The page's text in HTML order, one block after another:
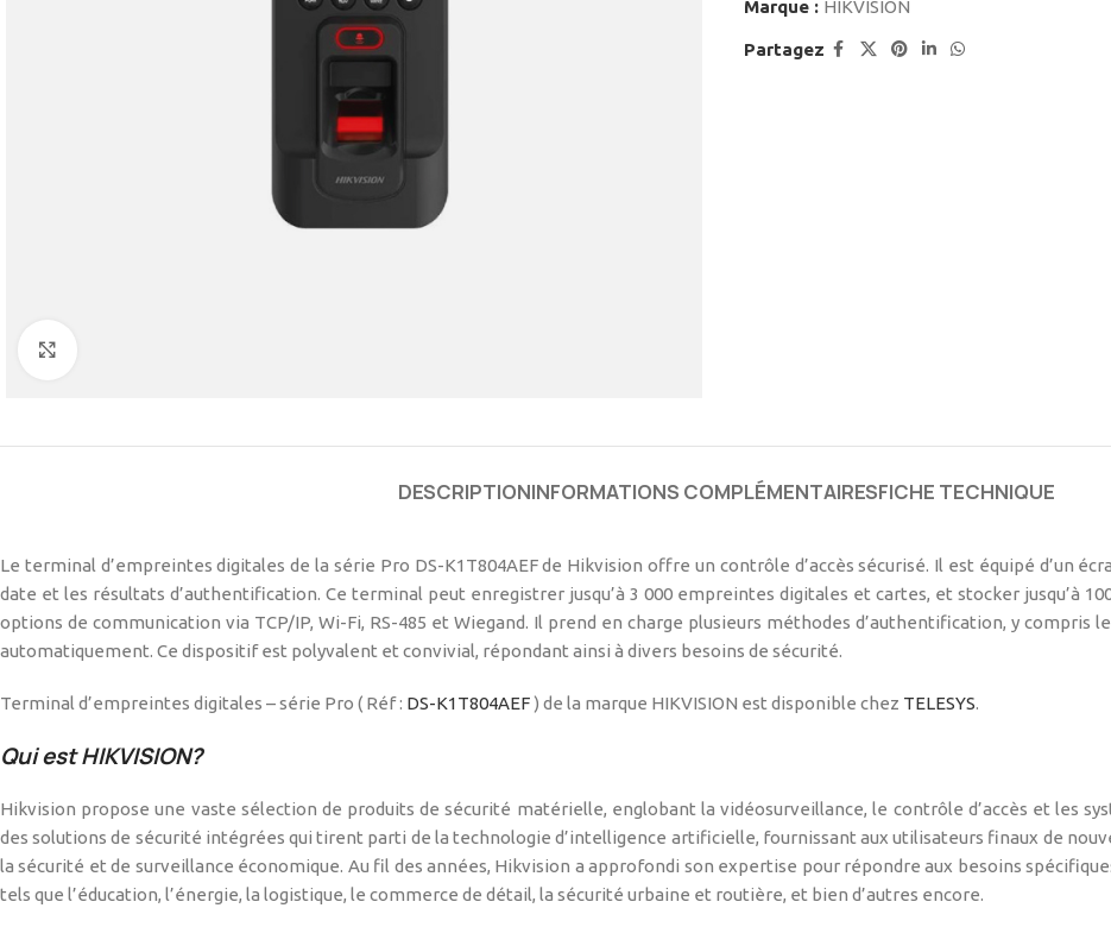
Marque : HIKVISION
Partagez
DESCRIPTIONINFORMATIONS COMPLÉMENTAIRESFICHE TECHNIQUE
Le terminal d’empreintes digitales de la série Pro DS-K1T804AEF de Hikvision offre un contrôle d’accès sécurisé. Il est équipé d’un
date et les résultats d’authentification. Ce terminal peut enregistrer jusqu’à 3 000 empreintes digitales et cartes, et stocker jusqu’à
options de communication via TCP/IP, Wi-Fi, RS-485 et Wiegand. Il prend en charge plusieurs méthodes d’authentification, y compris
automatiquement. Ce dispositif est polyvalent et convivial, répondant ainsi à divers besoins de sécurité.
Terminal d’empreintes digitales – série Pro ( Réf : DS-K1T804AEF ) de la marque HIKVISION est disponible chez TELESYS.
Qui est HIKVISION?
Hikvision propose une vaste sélection de produits de sécurité matérielle, englobant la vidéosurveillance, le contrôle d’accès et les
des solutions de sécurité intégrées qui tirent parti de la technologie d’intelligence artificielle, fournissant aux utilisateurs finaux de
la sécurité et de surveillance économique. Au fil des années, Hikvision a approfondi son expertise pour répondre aux besoins
tels que l’éducation, l’énergie, la logistique, le commerce de détail, la sécurité urbaine et routière, et bien d’autres encore.